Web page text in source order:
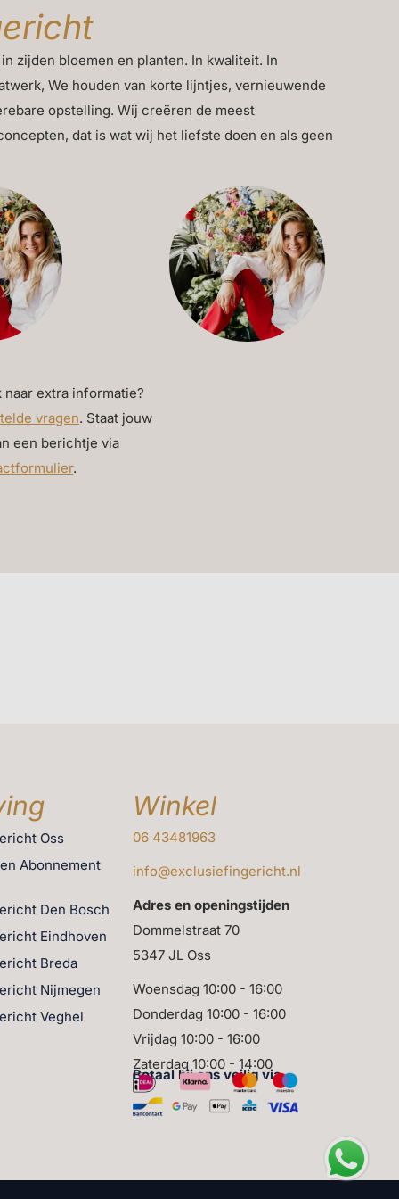
zijden bloemen en planten. In kwaliteit. In
We houden van korte lijntjes, vernieuwende
opstelling. Wij creëren de meest
dat is wat wij het liefste doen en als geen
extra informatie?
vragen. Staat jouw
een berichtje via
.
Oss
Abonnement
Den Bosch
Eindhoven
Breda
Nijmegen
Veghel
Winkel
06 43481963
info@exclusiefingericht.nl
Adres en openingstijden
Dommelstraat 70
5347 JL Oss
Woensdag 10:00 - 16:00
Donderdag 10:00 - 16:00
Vrijdag 10:00 - 16:00
Zaterdag 10:00 - 14:00
Betaal bij ons veilig via